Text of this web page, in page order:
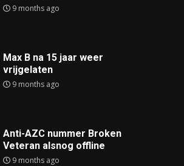
9 months ago
Max B na 15 jaar weer
vrijgelaten
9 months ago
Anti-AZC nummer Broken
Veteran alsnog offline
9 months ago